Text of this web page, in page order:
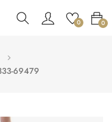
0 0
69479